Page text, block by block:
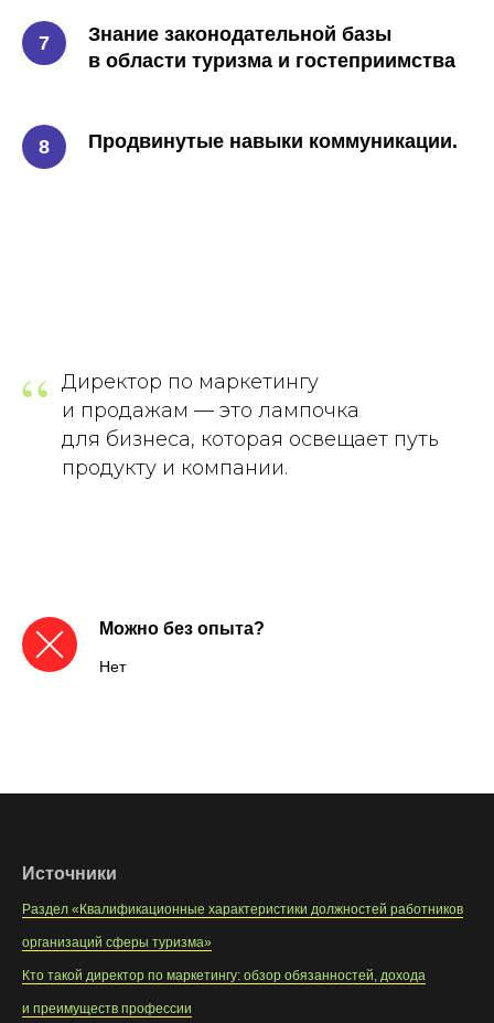
Знание законодательной базы
в области туризма и гостеприимства
Продвинутые навыки коммуникации.
“ Директор по маркетингу
и продажам — это лампочка
для бизнеса, которая освещает путь
продукту и компании.
Можно без опыта?
Нет
Источники
Раздел «Квалификационные характеристики должностей работников
организаций сферы туризма»
Кто такой директор по маркетингу: обзор обязанностей, дохода
и преимуществ профессии